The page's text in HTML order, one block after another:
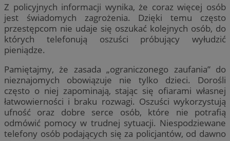
Z policyjnych informacji wynika, że coraz więcej osób
jest świadomych zagrożenia. Dzięki temu często
przestępcom nie udaje się oszukać kolejnych osób, do
których telefonują oszuści próbujący wyłudzić
pieniądze.
Pamiętajmy, że zasada „ograniczonego zaufania” do
nieznajomych obowiązuje nie tylko dzieci. Dorośli
często o niej zapominają, stając się ofiarami własnej
łatwowierności i braku rozwagi. Oszuści wykorzystują
ufność oraz dobre serce osób, które nie potrafią
odmówić pomocy w trudnej sytuacji. Niespodziewane
telefony osób podających się za policjantów, od dawno